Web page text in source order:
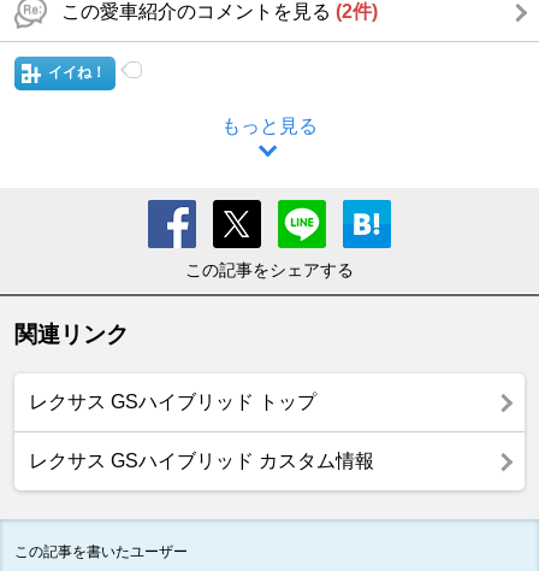
この愛車紹介のコメントを見る (2件)
イイね！
もっと見る
この記事をシェアする
関連リンク
レクサス GSハイブリッド トップ
レクサス GSハイブリッド カスタム情報
この記事を書いたユーザー